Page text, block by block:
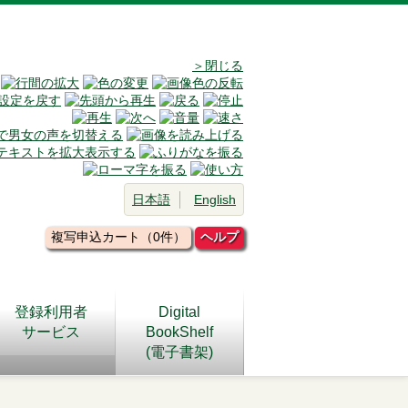
＞閉じる
日本語 English
複写申込カート（0件） ヘルプ
登録利用者
サービス
Digital
BookShelf
(電子書架)